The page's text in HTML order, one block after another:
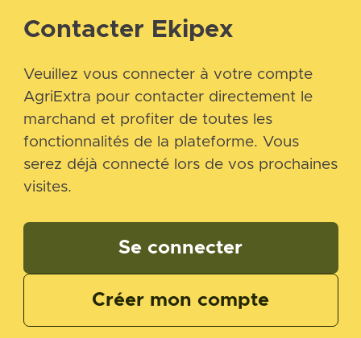
Contacter Ekipex
Veuillez vous connecter à votre compte
AgriExtra pour contacter directement le
marchand et profiter de toutes les
fonctionnalités de la plateforme. Vous
serez déjà connecté lors de vos prochaines
visites.
Se connecter
Créer mon compte